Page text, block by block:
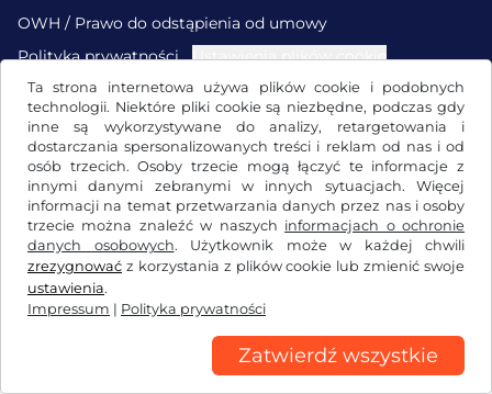
Ta strona internetowa używa plików cookie i podobnych
technologii. Niektóre pliki cookie są niezbędne, podczas gdy
inne są wykorzystywane do analizy, retargetowania i
dostarczania spersonalizowanych treści i reklam od nas i od
osób trzecich. Osoby trzecie mogą łączyć te informacje z
innymi danymi zebranymi w innych sytuacjach. Więcej
informacji na temat przetwarzania danych przez nas i osoby
trzecie można znaleźć w naszych informacjach o ochronie
danych osobowych. Użytkownik może w każdej chwili
zrezygnować z korzystania z plików cookie lub zmienić swoje
ustawienia.
Impressum | Polityka prywatności
Zatwierdź wszystkie
OWH / Prawo do odstąpienia od umowy
Polityka prywatności
Ustawienia plików cookie
Impressum